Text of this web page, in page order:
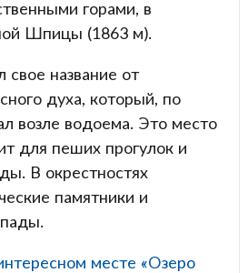
горами, в
Шпицы (1863 м).
свое название от
духа, который, по
возле водоема. Это место
для пеших прогулок и
В окрестностях
памятники и
месте «Озеро